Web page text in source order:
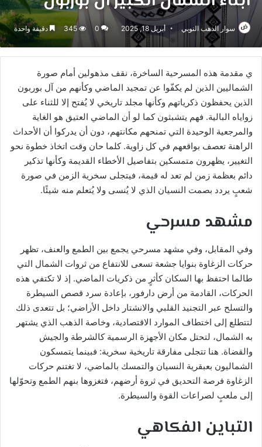
سوار الذهب النوبي أبريل 18, 2025 0
345 دقيقة واحدة
ي مقدمة هذه المسرحية الساخرة، نقف مذهولين أمام صورة
الشماليين الذين لم يكفّوا عن تمجيد الماضي وكأنهم من آل بوربون
الذين يحفظون ذكرياتهم وكأنها مجلد تاريخي لا يُفتح إلا للثناء على
زواياه البالية. فهم يتشبثون كما لو أن الماضي العتيق هو الغاية
والمرجعية الوحيدة التي تمنحهم مكانتهم، دون أن يدركوا أن الأحداث
الراهنة تعصف بواقعهم في كل زاوية. كلما حان وقت اتخاذ خطوة نحو
التغيير، يظهرون متمسكين بتفاصيل الأخطاء القديمة وكأنها تذكير
دائم بعظمة زمن لم تعد له قيمة، فيتجلى سخرية الزمن في صورة
شعبٍ يردد بصمت النسيان الذي لا يُنسى ولا يُتعلم منه شيئًا.
مشهد مسرحي
وفي المقابل، وفي مشهد مسرحي يجمع بين الطمع والعنف، تظهر
حركات الزغاوة بنوايا جشعة تسعى للانتفاع من ثروات الشمال التي
طالما احتفظ بها السكان كأثرٍ من ذكريات الماضي. إذ لا تكتفي هذه
الحركات، القادمة من أرض دارفور، بإعادة سرد قصص السيطرة
والتسلح عبر التجنيد القلبي والانشتار داخل الأراضي؛ بل تتعدى ذلك
لتتطلع إلى اختطاف الموارد الاقتصادية، وخاصة الذهب الذي يشتهر
به الشمال، لتحتل مكان الأجهزة الرسمية كالشرطة والجيش
والقضاة. هنا تتجلى مفارقة تاريخية سخرية: فبينما يتمسكون
الشماليون بعبقرية النسيان والتمسك بالماضي، لا تغتنم حركات
الزغاوة فرصة التحديق في ثروة أرضهم، فتغزوها بنهم الطمع وتحوّلها
إلى ملعبٍ لصراعات القوة والسيطرة.
التباين الفكاهي